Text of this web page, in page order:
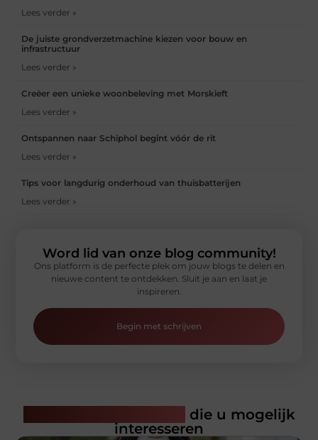
Lees verder »
De juiste grondverzetmachine kiezen voor bouw en
infrastructuur
Lees verder »
Creëer een unieke woonbeleving met Morskieft
Lees verder »
Ontspannen naar Schiphol begint vóór de rit
Lees verder »
Tips voor langdurig onderhoud van thuisbatterijen
Lees verder »
Word lid van onze blog community!
Ons platform is de perfecte plek om jouw blogs te delen en
nieuwe content te ontdekken. Sluit je aan en laat je
inspireren.
Begin met schrijven
die u mogelijk
interesseren